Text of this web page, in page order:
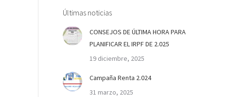
Últimas noticias
CONSEJOS DE ÚLTIMA HORA PARA
PLANIFICAR EL IRPF DE 2.025
19 diciembre, 2025
Campaña Renta 2.024
31 marzo, 2025